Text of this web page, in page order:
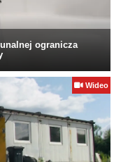
ogranicza
Wideo